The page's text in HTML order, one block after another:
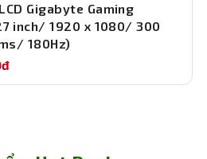
Gigabyte Gaming
inch/ 1920 x 1080/ 300
180Hz)